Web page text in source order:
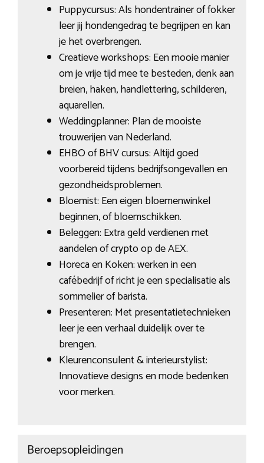
Puppycursus: Als hondentrainer of fokker
leer jij hondengedrag te begrijpen en kan
je het overbrengen.
Creatieve workshops: Een mooie manier
om je vrije tijd mee te besteden, denk aan
breien, haken, handlettering, schilderen,
aquarellen.
Weddingplanner: Plan de mooiste
trouwerijen van Nederland.
EHBO of BHV cursus: Altijd goed
voorbereid tijdens bedrijfsongevallen en
gezondheidsproblemen.
Bloemist: Een eigen bloemenwinkel
beginnen, of bloemschikken.
Beleggen: Extra geld verdienen met
aandelen of crypto op de AEX.
Horeca en Koken: werken in een
cafébedrijf of richt je een specialisatie als
sommelier of barista.
Presenteren: Met presentatietechnieken
leer je een verhaal duidelijk over te
brengen.
Kleurenconsulent & interieurstylist:
Innovatieve designs en mode bedenken
voor merken.
Beroepsopleidingen